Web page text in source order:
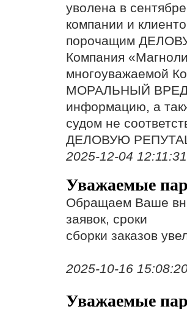
уволена в
компании и
порочащим
Компания
многоуважаемой
МОРАЛЬНЫЙ ВРЕД,
информацию, а
судом не
ДЕЛОВУЮ
2025-12-04
Уважаемые
Обращаем Ваше
заявок, сроки
сборки заказов
2025-10-16
Уважаемые